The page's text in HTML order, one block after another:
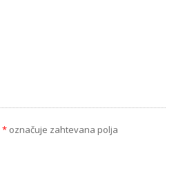
* označuje zahtevana polja